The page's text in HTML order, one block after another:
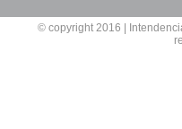
© copyright 2016 |